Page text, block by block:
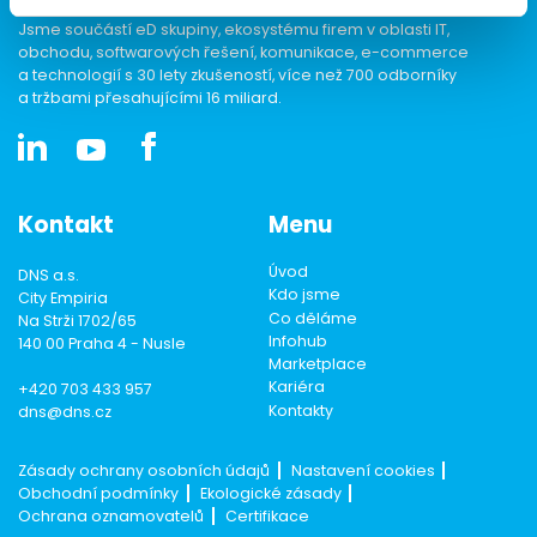
Jsme součástí eD skupiny, ekosystému firem v oblasti IT,
obchodu, softwarových řešení, komunikace, e-commerce
a technologií s 30 lety zkušeností, více než 700 odborníky
a tržbami přesahujícími 16 miliard.
Kontakt
DNS a.s.
City Empiria
Na Strži 1702/65
140 00 Praha 4 - Nusle
+420 703 433 957
dns@dns.cz
Menu
Úvod
Kdo jsme
Co děláme
Infohub
Marketplace
Kariéra
Kontakty
Zásady ochrany osobních údajů
Nastavení cookies
Obchodní podmínky
Ekologické zásady
Ochrana oznamovatelů
Certifikace